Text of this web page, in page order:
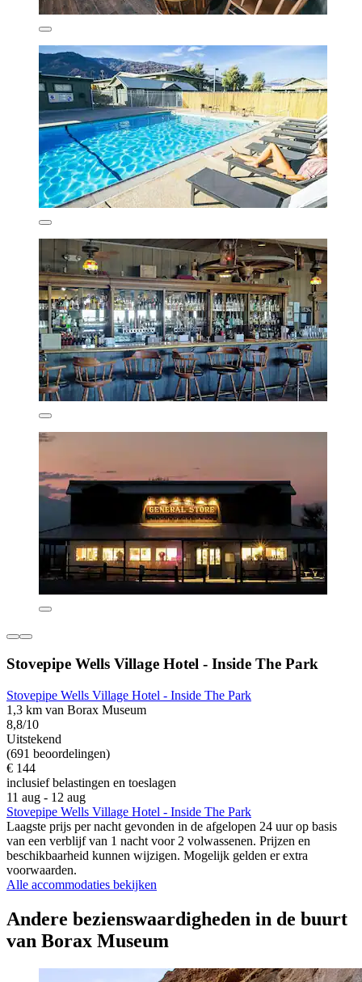
Stovepipe Wells Village Hotel - Inside The Park
Stovepipe Wells Village Hotel - Inside The Park
1,3 km van Borax Museum
8,8/10
Uitstekend
(691 beoordelingen)
€ 144
inclusief belastingen en toeslagen
11 aug - 12 aug
Stovepipe Wells Village Hotel - Inside The Park
Laagste prijs per nacht gevonden in de afgelopen 24 uur op basis
van een verblijf van 1 nacht voor 2 volwassenen. Prijzen en
beschikbaarheid kunnen wijzigen. Mogelijk gelden er extra
voorwaarden.
Alle accommodaties bekijken
Andere bezienswaardigheden in de buurt
van Borax Museum